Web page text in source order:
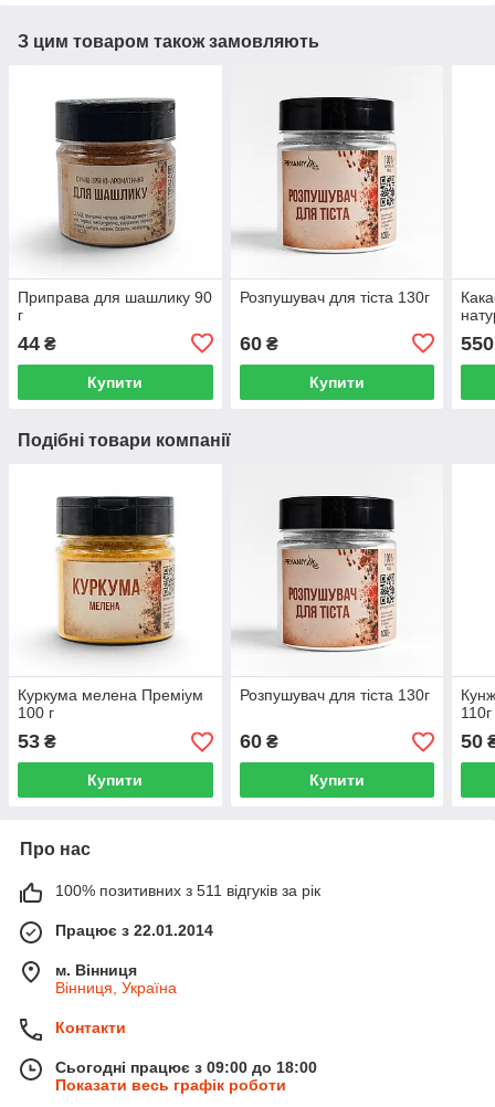
З цим товаром також замовляють
Приправа для шашлику 90
г
44 ₴
Купити
Розпушувач для тіста 130г
60₴
Купити
550
Подібні товари компанії
Куркума мелена Преміум
100 г
53 ₴
Купити
Розпушувач для тіста 130г
60₴
Купити
110г
50
Про нас
100% позитивних з 511 відгуків за рік
Працює з 22.01.2014
м. Вінниця
Вінниця, Україна
Контакти
Сьогодні працює з 09:00 до 18:00
Показати весь графік роботи